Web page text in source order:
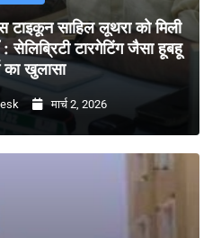
साहिल लूथरा को मिली
सेलिब्रिटी टारगेटिंग जैसा हूबहू
का खुलासा
मार्च 2, 2026